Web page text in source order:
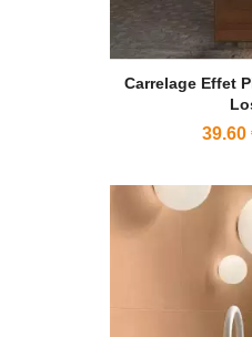
Carrelage Effet
39.60